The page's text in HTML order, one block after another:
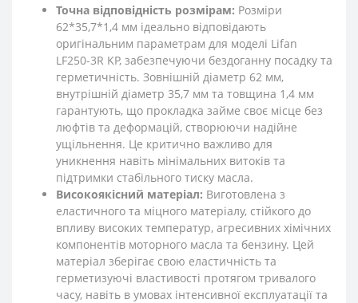
Точна відповідність розмірам: Розміри
62*35,7*1,4 мм ідеально відповідають
оригінальним параметрам для моделі Lifan
LF250-3R KP, забезпечуючи бездоганну посадку та
герметичність. Зовнішній діаметр 62 мм,
внутрішній діаметр 35,7 мм та товщина 1,4 мм
гарантують, що прокладка займе своє місце без
люфтів та деформацій, створюючи надійне
ущільнення. Це критично важливо для
уникнення навіть мінімальних витоків та
підтримки стабільного тиску масла.
Високоякісний матеріал: Виготовлена з
еластичного та міцного матеріалу, стійкого до
впливу високих температур, агресивних хімічних
компонентів моторного масла та бензину. Цей
матеріал зберігає свою еластичність та
герметизуючі властивості протягом тривалого
часу, навіть в умовах інтенсивної експлуатації та